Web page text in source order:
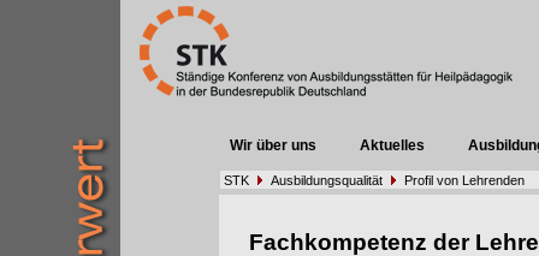
Wir über uns Aktuelles
STK Ausbildungsqualität Profil von Lehrenden
Fachkompetenz der